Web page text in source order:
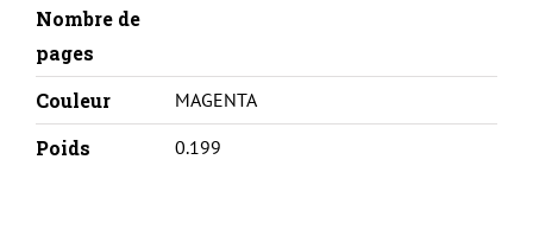
Nombre de
pages
Couleur
MAGENTA
Poids 0.199